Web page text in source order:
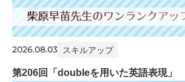
2026.08.03 スキルアップ
第206回「doubleを用いた英語表現」